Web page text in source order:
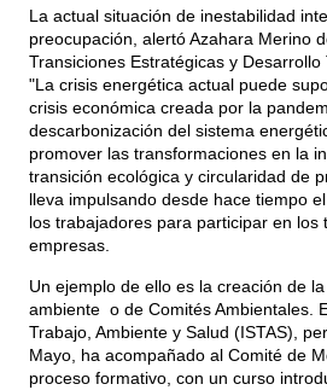
La actual situación de inestabilidad
preocupación, alertó Azahara Merino
Transiciones Estratégicas y
"La crisis energética actual puede
crisis económica creada por la
descarbonización del sistema
promover las transformaciones en la
transición ecológica y circularidad de
lleva impulsando desde hace tiempo
los trabajadores para participar en los
empresas.
Un ejemplo de ello es la creación de
ambiente o de Comités Ambientales.
Trabajo, Ambiente y Salud (ISTAS),
Mayo, ha acompañado al Comité de
proceso formativo, con un curso